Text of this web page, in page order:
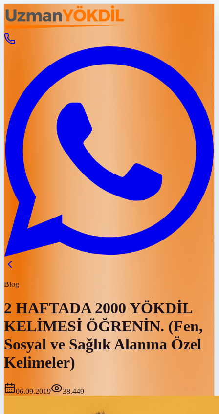
Blog
2 HAFTADA 2000 YÖKDİL
KELİMESİ ÖĞRENİN. (Fen,
Sosyal ve Sağlık Alanına Özel
Kelimeler)
06.09.2019 38.449